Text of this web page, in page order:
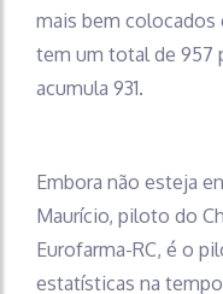
mais bem colocados
tem um total de 957
acumula 931.
Embora não esteja
Maurício, piloto do
Eurofarma-RC, é o
estatísticas na